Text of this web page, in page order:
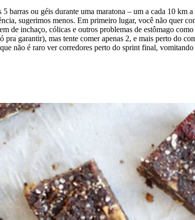
barras ou géis durante uma maratona – um a cada 10 km
sugerimos menos. Em primeiro lugar, você não quer
de inchaço, cólicas e outros problemas de estômago
garantir), mas tente comer apenas 2, e mais perto do
não é raro ver corredores perto do sprint final,